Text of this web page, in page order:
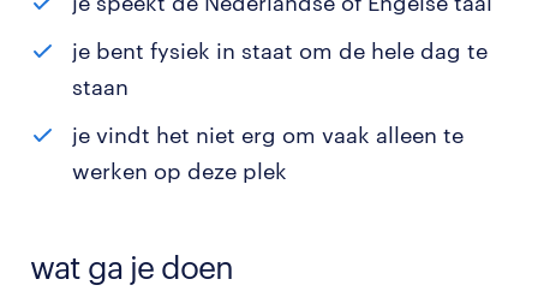
je bent fysiek in staat om de hele dag te
staan
je vindt het niet erg om vaak alleen te
werken op deze plek
wat ga je doen